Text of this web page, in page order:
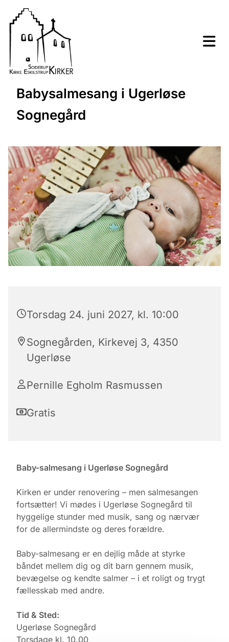
Babysalmesang i Ugerløse
Sognegård
Torsdag 24. juni 2027, kl. 10:00
Sognegården, Kirkevej 3, 4350
Ugerløse
Pernille Egholm Rasmussen
Gratis
Baby-salmesang i Ugerløse Sognegård
Kirken er under renovering – men salmesangen
fortsætter! Vi mødes i Ugerløse Sognegård til
hyggelige stunder med musik, sang og nærvær
for de allermindste og deres forældre.
Baby-salmesang er en dejlig måde at styrke
båndet mellem dig og dit barn gennem musik,
bevægelse og kendte salmer – i et roligt og trygt
fællesskab med andre.
Tid & Sted:
Ugerløse Sognegård
Torsdage kl. 10.00